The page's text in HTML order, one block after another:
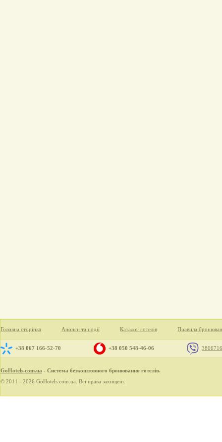
Головна сторінка Анонси та події Каталог готелів Правила
+38 067 166-52-70 +38 050 548-46-06
GoHotels.com.ua - Система безкоштовного бронювання готелів.
© 2011 - 2026 GoHotels.com.ua. Всі права захищені.